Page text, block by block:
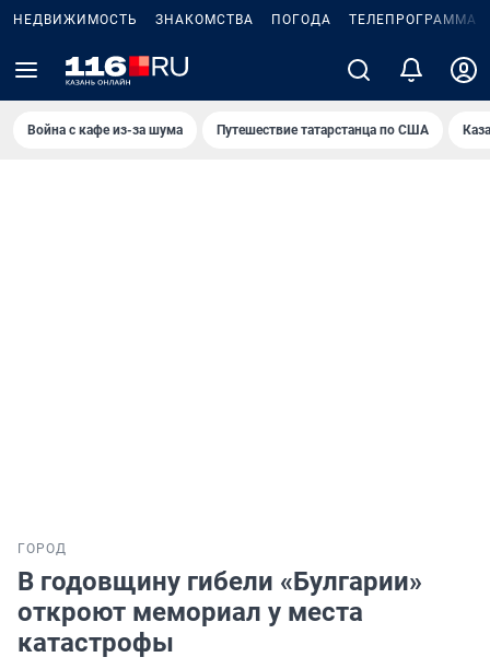
НЕДВИЖИМОСТЬ ЗНАКОМСТВА ПОГОДА ТЕЛЕПРОГРАММА
Война с кафе из-за шума Путешествие татарстанца по США
ГОРОД
В годовщину гибели «Булгарии»
откроют мемориал у места
катастрофы